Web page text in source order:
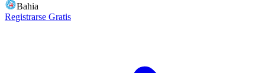
Bahia
Registrarse Gratis